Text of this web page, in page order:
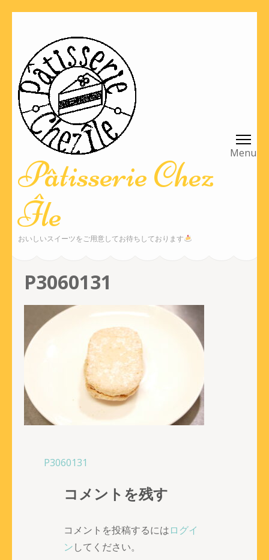
ツ
へ
(Enter
押
す)
Pâtisserie Chez
Île
おいしいスイーツをご用意してお待ちしております
P3060131
投
P3060131
コメントを残す
コメントを投稿するにはログイ
ンしてください。